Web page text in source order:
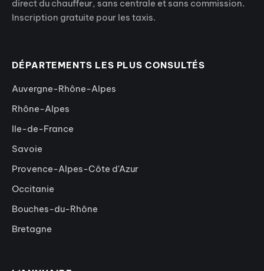
direct du chauffeur, sans centrale et sans commission.
Inscription gratuite pour les taxis.
DÉPARTEMENTS LES PLUS CONSULTÉS
Auvergne-Rhône-Alpes
Rhône-Alpes
Ile-de-France
Savoie
Provence-Alpes-Côte d'Azur
Occitanie
Bouches-du-Rhône
Bretagne